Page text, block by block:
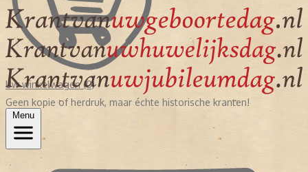
Uw winkelwagen (0)
Geen kopie of herdruk, maar échte historische kranten!
Menu